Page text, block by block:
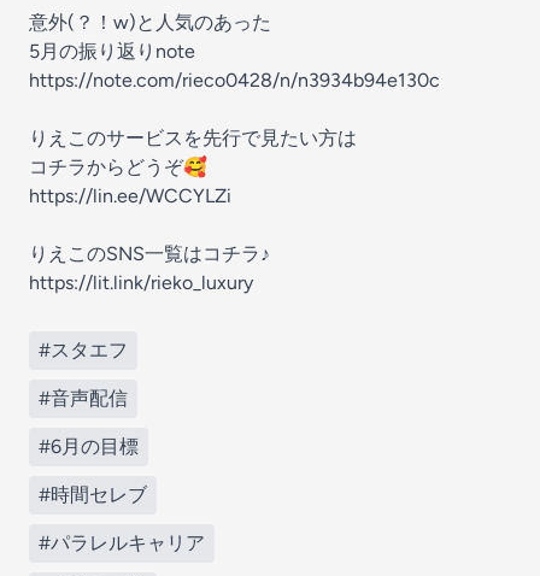
意外(？！w)と人気のあった
5月の振り返りnote
https://note.com/rieco0428/n/n3934b94e130c
りえこのサービスを先行で見たい方は
コチラからどうぞ🥰
https://lin.ee/WCCYLZi
りえこのSNS一覧はコチラ♪
https://lit.link/rieko_luxury
#スタエフ
#音声配信
#6月の目標
#時間セレブ
#パラレルキャリア